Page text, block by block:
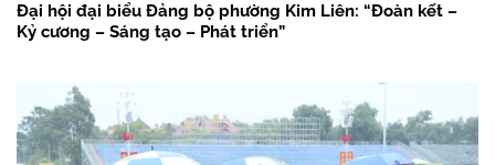
Đại hội đại biểu Đảng bộ phường Kim Liên: “Đoàn kết –
Kỷ cương – Sáng tạo – Phát triển”